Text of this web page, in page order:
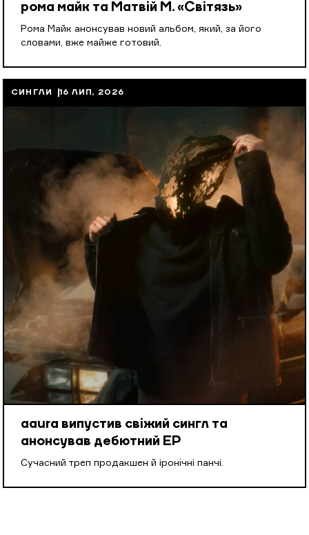
рома майк та Матвій М. «Світязь»
Рома Майк анонсував новий альбом, який, за його
словами, вже майже готовий.
СИНГЛИ 16 ЛИП, 2026
aaura випустив свіжий сингл та
анонсував дебютний EP
Cучасний треп продакшен й іронічні панчі.